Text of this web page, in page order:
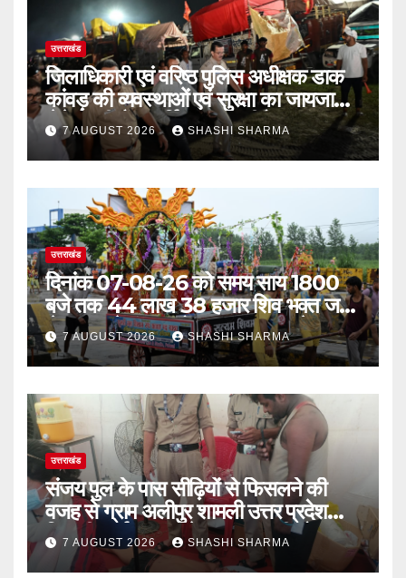
उत्तराखंड
जिलाधिकारी एवं वरिष्ठ पुलिस अधीक्षक डाक
कांवड़ की व्यवस्थाओं एवं सुरक्षा का जायजा
लेने बैरागी कैंप पार्किंग स्थल जीरो ग्राउंड पर
देर रात्रि पहुंचे
7 AUGUST 2026 SHASHI SHARMA
उत्तराखंड
दिनांक 07-08-26 को समय साय 1800
बजे तक 44 लाख 38 हजार शिव भक्त जल
लेकर अपने गंतव्य को प्रस्थान कर चुके
7 AUGUST 2026 SHASHI SHARMA
उत्तराखंड
संजय पुल के पास सीढ़ियों से फिसलने की
वजह से ग्राम अलीपुर शामली उत्तर प्रदेश
निवासी आर्यन कुमार के सर पर गहरी चोट आ
गई
7 AUGUST 2026 SHASHI SHARMA